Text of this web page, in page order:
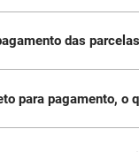
e credibilidade
a diminuição
site, como
calculadas com
do Brasil.
das
são enviados
evitar
para pagamento, o